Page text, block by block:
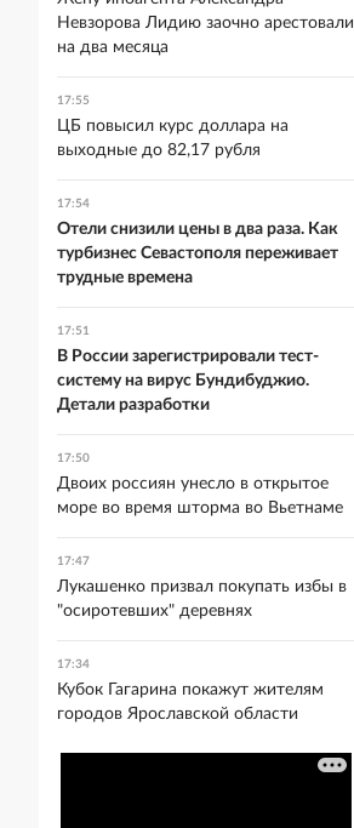
Невзорова Лидию заочно арестовали
на два месяца
17:55
ЦБ повысил курс доллара на
выходные до 82,17 рубля
17:54
Отели снизили цены в два раза. Как
турбизнес Севастополя переживает
трудные времена
17:51
В России зарегистрировали тест-
систему на вирус Бундибуджио.
Детали разработки
17:50
Двоих россиян унесло в открытое
море во время шторма во Вьетнаме
17:47
Лукашенко призвал покупать избы в
"осиротевших" деревнях
17:34
Кубок Гагарина покажут жителям
городов Ярославской области